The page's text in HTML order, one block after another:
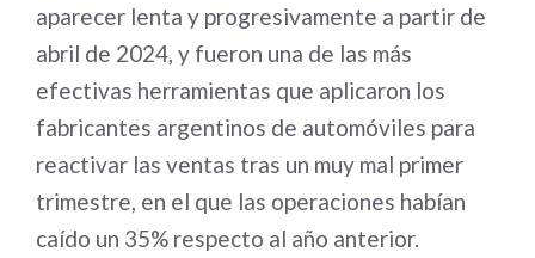
aparecer lenta y progresivamente a partir de
abril de 2024, y fueron una de las más
efectivas herramientas que aplicaron los
fabricantes argentinos de automóviles para
reactivar las ventas tras un muy mal primer
trimestre, en el que las operaciones habían
caído un 35% respecto al año anterior.